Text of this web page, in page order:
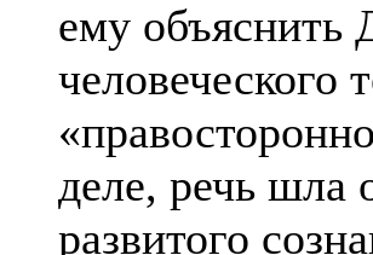
ему объяснить
человеческого
деле, речь шла
развитого